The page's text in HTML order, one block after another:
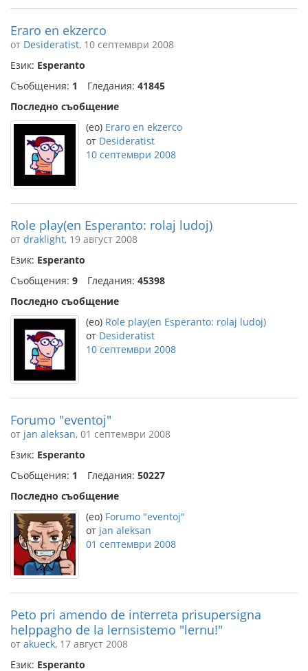
Eraro en ekzerco
от Desideratist, 10 септември 2008
Език: Esperanto
Съобщения: 1 Гледания: 41845
Последно съобщение
(eo) Eraro en ekzerco
от Desideratist
10 септември 2008
Role play(en Esperanto: rolaj ludoj)
от draklight, 19 август 2008
Език: Esperanto
Съобщения: 9 Гледания: 45398
Последно съобщение
(eo) Role play(en Esperanto: rolaj ludoj)
от Desideratist
10 септември 2008
Forumo "eventoj"
от jan aleksan, 01 септември 2008
Език: Esperanto
Съобщения: 1 Гледания: 50227
Последно съобщение
(eo) Forumo "eventoj"
от jan aleksan
01 септември 2008
Peto pri amendo de interreta prisupersigna
helppagho de la lernsistemo "lernu!"
от akueck, 17 август 2008
Език: Esperanto